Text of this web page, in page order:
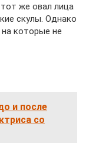
же овал лица
скулы. Однако
на которые не
и после
со